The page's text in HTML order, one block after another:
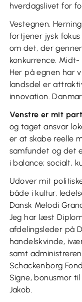
hverdagslivet for
Vestegnen,
fortjener jysk
om det, der
konkurrence. Midt-
Her på egnen har
landsdel er
innovation.
Venstre er mit
og taget ansvar
er at skabe reelle
samfundet og det
i balance; socialt,
Udover mit
både i kultur,
Dansk Melodi
Jeg har læst
afdelingsleder på
handelskvinde,
samt
Schackenborg
Signe, bonusmor
Jakob.